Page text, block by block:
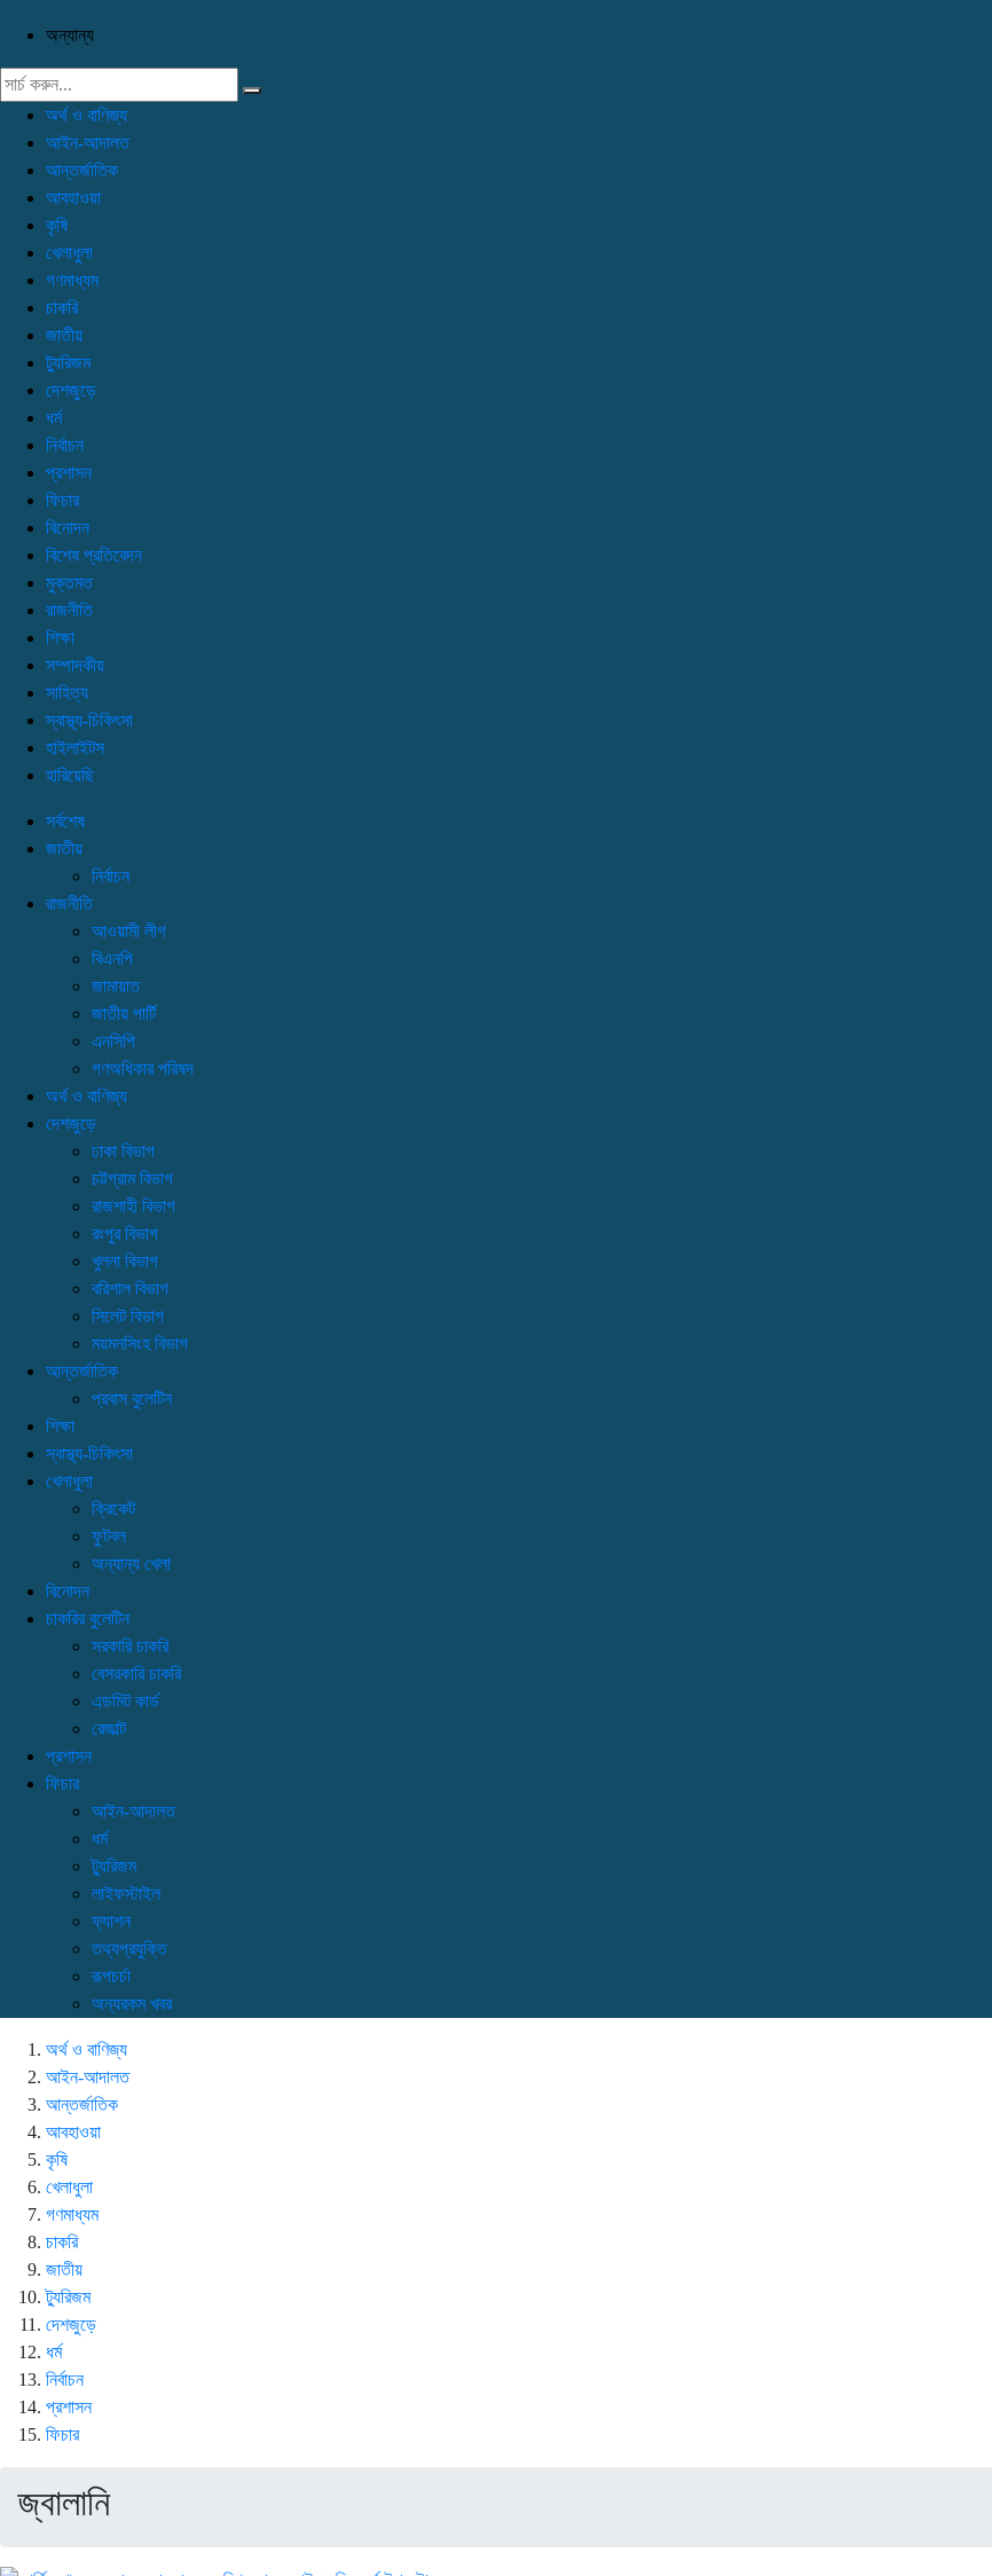
অন্যান্য
অর্থ ও বাণিজ্য
আইন-আদালত
আন্তর্জাতিক
আবহাওয়া
কৃষি
খেলাধুলা
গণমাধ্যম
চাকরি
জাতীয়
ট্যুরিজম
দেশজুড়ে
ধর্ম
নির্বাচন
প্রশাসন
ফিচার
বিনোদন
বিশেষ প্রতিবেদন
মুক্তমত
রাজনীতি
শিক্ষা
সম্পাদকীয়
সাহিত্য
স্বাস্থ্য-চিকিৎসা
হাইলাইটস
হারিয়েছি
সর্বশেষ
জাতীয়
নির্বাচন
রাজনীতি
আওয়ামী লীগ
বিএনপি
জামায়াত
জাতীয় পার্টি
এনসিপি
গণঅধিকার পরিষদ
অর্থ ও বাণিজ্য
দেশজুড়ে
ঢাকা বিভাগ
চট্টগ্রাম বিভাগ
রাজশাহী বিভাগ
রংপুর বিভাগ
খুলনা বিভাগ
বরিশাল বিভাগ
সিলেট বিভাগ
ময়মনসিংহ বিভাগ
আন্তর্জাতিক
প্রবাস বুলেটিন
শিক্ষা
স্বাস্থ্য-চিকিৎসা
খেলাধুলা
ক্রিকেট
ফুটবল
অন্যান্য খেলা
বিনোদন
চাকরির বুলেটিন
সরকারি চাকরি
বেসরকারি চাকরি
এডমিট কার্ড
রেজাল্ট
প্রশাসন
ফিচার
আইন-আদালত
ধর্ম
ট্যুরিজম
লাইফস্টাইল
ফ্যাশন
তথ্যপ্রযুক্তি
রূপচর্চা
অন্যরকম খবর
অর্থ ও বাণিজ্য
আইন-আদালত
আন্তর্জাতিক
আবহাওয়া
কৃষি
খেলাধুলা
গণমাধ্যম
চাকরি
জাতীয়
ট্যুরিজম
দেশজুড়ে
ধর্ম
নির্বাচন
প্রশাসন
ফিচার
জ্বালানি